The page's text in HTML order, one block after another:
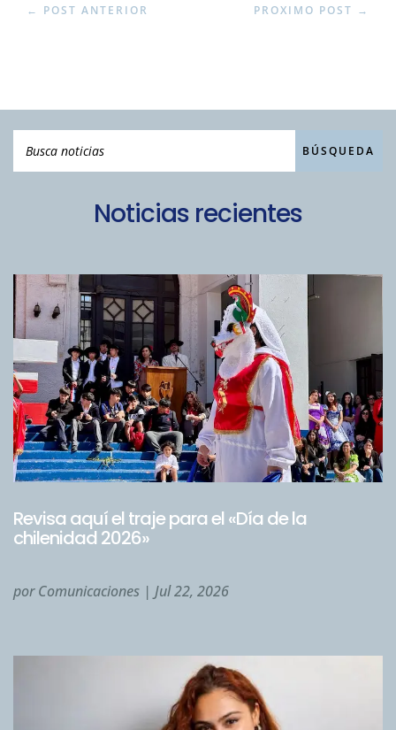
← POST ANTERIOR PROXIMO POST →
Noticias recientes
Revisa aquí el traje para el «Día de la
chilenidad 2026»
porComunicaciones | Jul 22, 2026